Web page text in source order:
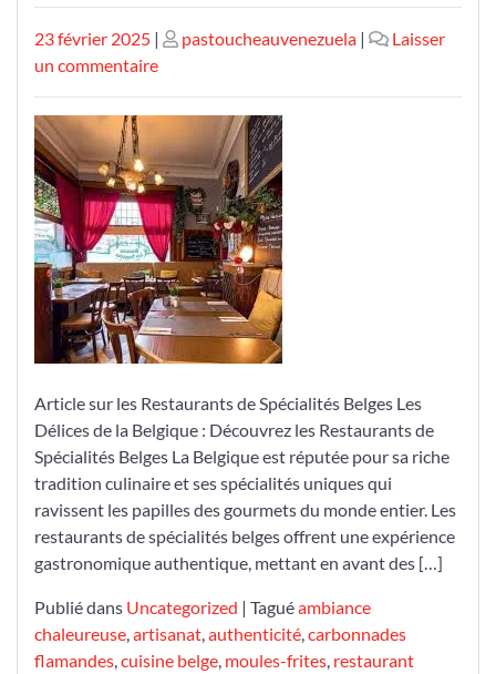
Publié
le
23 février 2025 | Publié
pastoucheauvenezuela |
Laisser
un commentairesur
les
Délices
des
Restaurants
de
Spécialités
Belges
Article sur les Restaurants de Spécialités Belges Les
Délices de la Belgique : Découvrez les Restaurants de
Spécialités Belges La Belgique est réputée pour sa riche
tradition culinaire et ses spécialités uniques qui
ravissent les papilles des gourmets du monde entier. Les
restaurants de spécialités belges offrent une expérience
gastronomique authentique, mettant en avant des […]
Publié dans Uncategorized | Taguéambiance
chaleureuse artisanat authenticité carbonnades
flamandes cuisine belge moules-frites restaurant